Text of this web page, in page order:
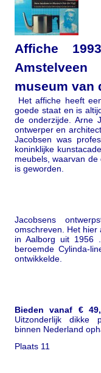
Affiche
museum van
Het affiche heeft
goede staat en is
de onderzijde. Arne
ontwerper en
Jacobsen was
koninklijke
meubels, waarvan
is geworden.
Jacobsens
omschreven. Het
in Aalborg uit 1956
beroemde Cylinda-
ontwikkelde.
Bieden vanaf €
Uitzonderlijk dikke
binnen Nederland
Plaats 11